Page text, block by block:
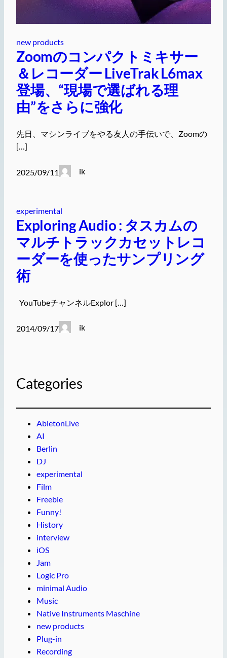
new products
Zoomのコンパクトミキサー
＆レコーダー LiveTrak L6max
登場、“現場で選ばれる理
由”をさらに強化
先日、マシンライブをやる友人の手伝いで、Zoomの
[…]
2025/09/11 ik
experimental
Exploring Audio : タスカムの
マルチトラックカセットレコ
ーダーを使ったサンプリング
術
YouTubeチャンネルExplor […]
2014/09/17 ik
Categories
AbletonLive
AI
Berlin
DJ
experimental
Film
Freebie
Funny!
History
interview
iOS
Jam
Logic Pro
minimal Audio
Music
Native Instruments Maschine
new products
Plug-in
Recording